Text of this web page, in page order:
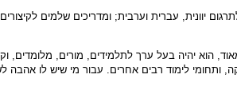
יוונית, עברית וערבית; ומדריכים שלמים
הוא יהיה בעל ערך לתלמידים, מורים, מלומדים,
ותחומי לימוד רבים אחרים. עבור מי שיש לו אהבה